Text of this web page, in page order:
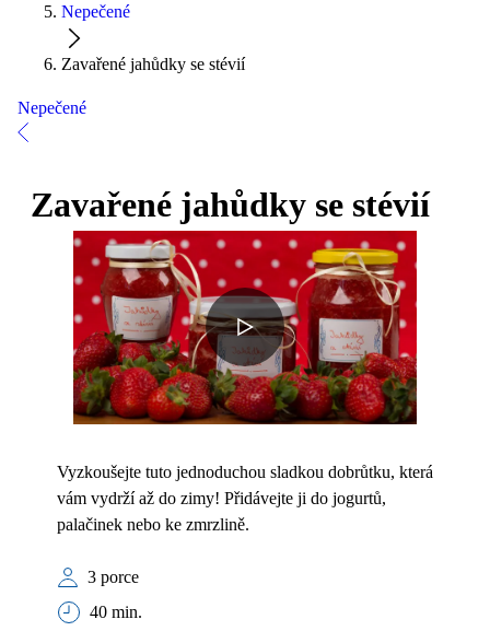
Nepečené
Zavařené jahůdky se stévií
Nepečené
Zavařené jahůdky se stévií
Vyzkoušejte tuto jednoduchou sladkou dobrůtku, která
vám vydrží až do zimy! Přidávejte ji do jogurtů,
palačinek nebo ke zmrzlině.
3 porce
40 min.